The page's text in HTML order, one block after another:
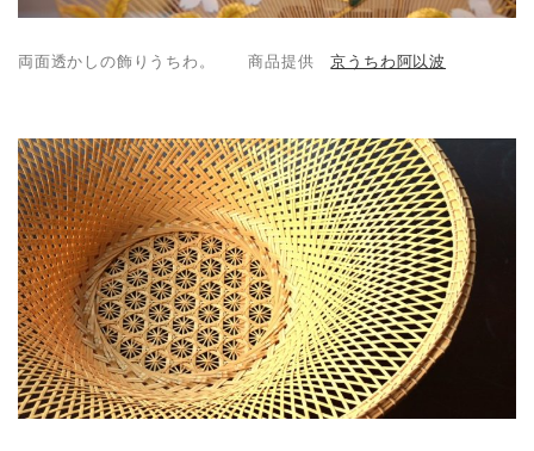
両面透かしの飾りうちわ。 商品提供京うちわ阿以波